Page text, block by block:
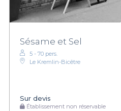
Sésame et Sel
5 - 70 pers.
Le Kremlin-Bicêtre
Sur devis
Établissement non réservable